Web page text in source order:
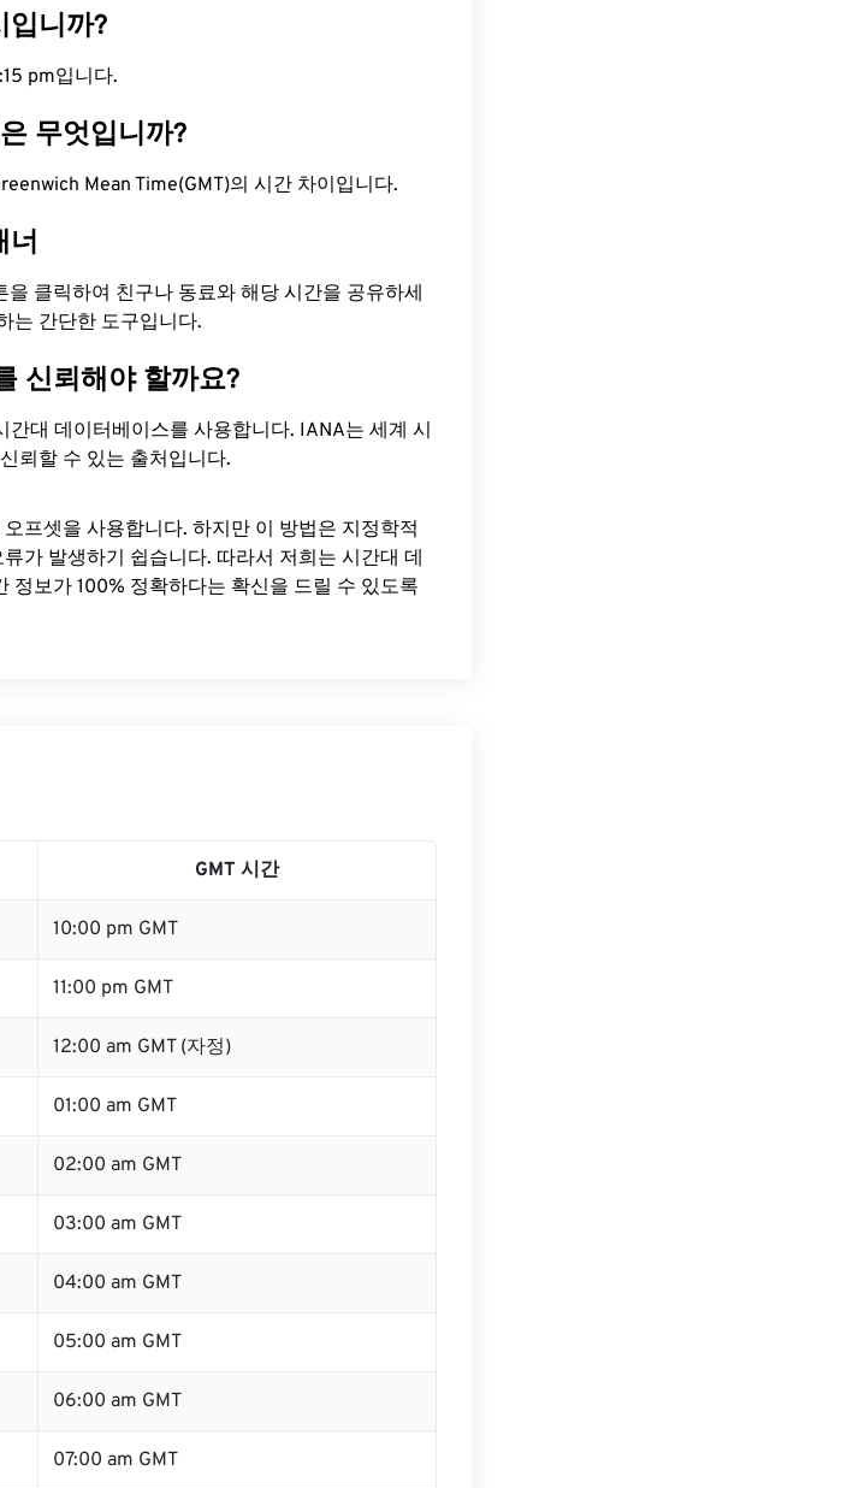
입니까?
pm입니다.
무엇입니까?
Mean Time(GMT)의 시간 차이입니다.
클릭하여 친구나 동료와 해당 시간을 공유하세
는 간단한 도구입니다.
신뢰해야 할까요?
간대 데이터베이스를 사용합니다. IANA는 세계 시
뢰할 수 있는 출처입니다.
프셋을 사용합니다. 하지만 이 방법은 지정학적
가 발생하기 쉽습니다. 따라서 저희는 시간대 데
정보가 100% 정확하다는 확신을 드릴 수 있도록
GMT 시간
10:00 pm GMT
11:00 pm GMT
12:00 am GMT (자정)
01:00 am GMT
02:00 am GMT
03:00 am GMT
04:00 am GMT
05:00 am GMT
06:00 am GMT
07:00 am GMT